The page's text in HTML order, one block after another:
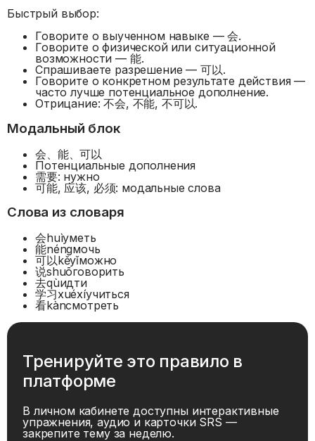
Быстрый выбор:
Говорите о выученном навыке — 会.
Говорите о физической или ситуационной
возможности — 能.
Спрашиваете разрешение — 可以.
Говорите о конкретном результате действия —
часто лучше потенциальное дополнение.
Отрицание: 不会, 不能, 不可以.
Модальный блок
会、能、可以
Потенциальные дополнения
需要: нужно
可能, 应该, 必须: модальные слова
Слова из словаря
会huìуметь
能néngмочь
可以kěyǐможно
说shuōговорить
去qùидти
学习xuéxíучиться
看kànсмотреть
Тренируйте это правило в
платформе
В личном кабинете доступны интерактивные
упражнения, аудио и карточки SRS —
закрепите тему за неделю.